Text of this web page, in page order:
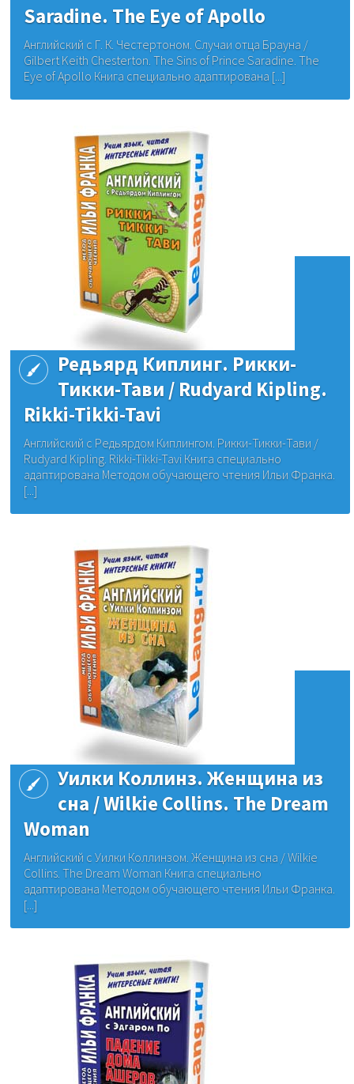
Saradine. The Eye of Apollo
Английский с Г. К. Честертоном. Случаи отца Брауна /
Gilbert Keith Chesterton. The Sins of Prince Saradine. The
Eye of Apollo Книга специально адаптирована [...]
Редьярд Киплинг. Рикки-
Тикки-Тави / Rudyard Kipling.
Rikki-Tikki-Tavi
Английский с Редьярдом Киплингом. Рикки-Тикки-Тави /
Rudyard Kipling. Rikki-Tikki-Tavi Книга специально
адаптирована Методом обучающего чтения Ильи Франка.
[...]
Уилки Коллинз. Женщина из
сна / Wilkie Collins. The Dream
Woman
Английский с Уилки Коллинзом. Женщина из сна / Wilkie
Collins. The Dream Woman Книга специально
адаптирована Методом обучающего чтения Ильи Франка.
[...]